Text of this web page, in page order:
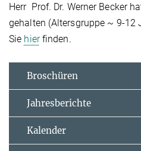
Herr Prof. Dr. Werner Becker
gehalten (Altersgruppe ~ 9-12
Sie hierfinden.
Broschüren
Jahresberichte
Kalender